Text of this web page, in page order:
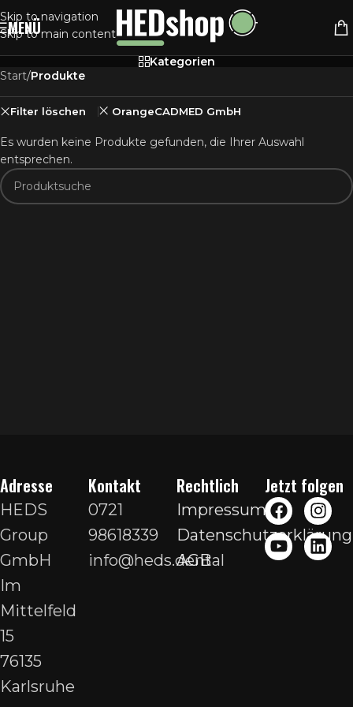
Skip to navigation
Skip to main content
MENÜ
Kategorien
Start/Produkte
Filter löschen OrangeCADMED GmbH
Es wurden keine Produkte gefunden, die Ihrer Auswahl
entsprechen.
Adresse
HEDS
Group
GmbH
Im
Mittelfeld
15
76135
Karlsruhe
Kontakt
0721
98618339
info@heds.dental
Rechtlich
Impressum
Datenschutzerklärung
AGB
Jetzt folgen